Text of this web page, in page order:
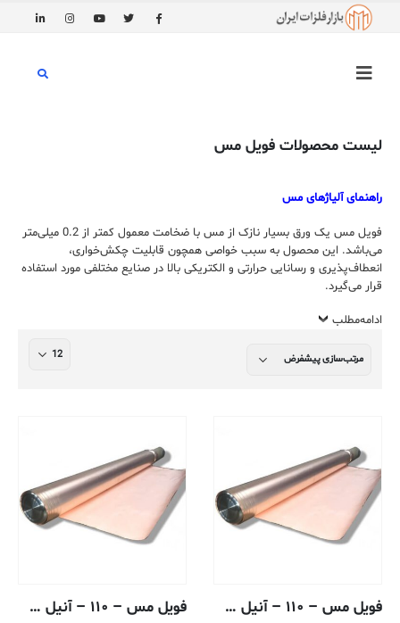
لیست محصولات فویل مس
راهنمای آلیاژهای مس
فویل مس یک ورق بسیار نازک از مس با ضخامت معمول کمتر از 0.2 میلی‌متر
می‌باشد. این محصول به سبب خواصی همچون قابلیت چکش‌خواری،
انعطاف‌پذیری و رسانایی حرارتی و الکتریکی بالا در صنایع مختلفی مورد استفاده
قرار می‌گیرد.
ادامه‌مطلب
فویل مس – ۱۱۰ – آنیل شده- ۰٫۱ میلیمتر فویل مس – ۱۱۰ – آنیل شده- ۰٫۲ میلیمتر